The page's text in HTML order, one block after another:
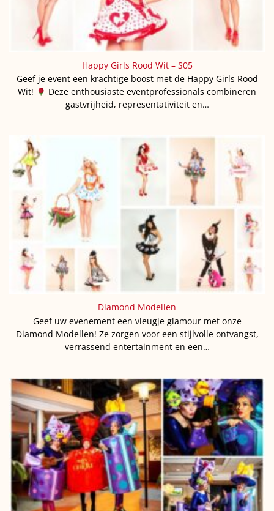
Happy Girls Rood Wit – S05
Geef je event een krachtige boost met de Happy Girls Rood
Wit!
Deze enthousiaste eventprofessionals combineren
gastvrijheid, representativiteit en…
Diamond Modellen
Geef uw evenement een vleugje glamour met onze
Diamond Modellen! Ze zorgen voor een stijlvolle ontvangst,
verrassend entertainment en een…